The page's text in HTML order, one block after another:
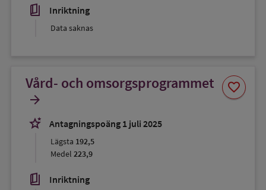
book_5 Inriktning
Data saknas
Vård- och omsorgsprogrammet
arrow_forward
stars_2
Antagningspoäng 1 juli 2025
Lägsta 192,5
Medel 223,9
book_5 Inriktning
favorite
Spara
som